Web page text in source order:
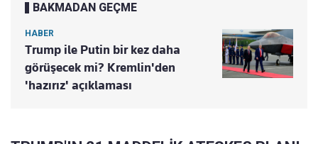
BAKMADAN GEÇME
HABER
Trump ile Putin bir kez daha
görüşecek mi? Kremlin'den
'hazırız' açıklaması